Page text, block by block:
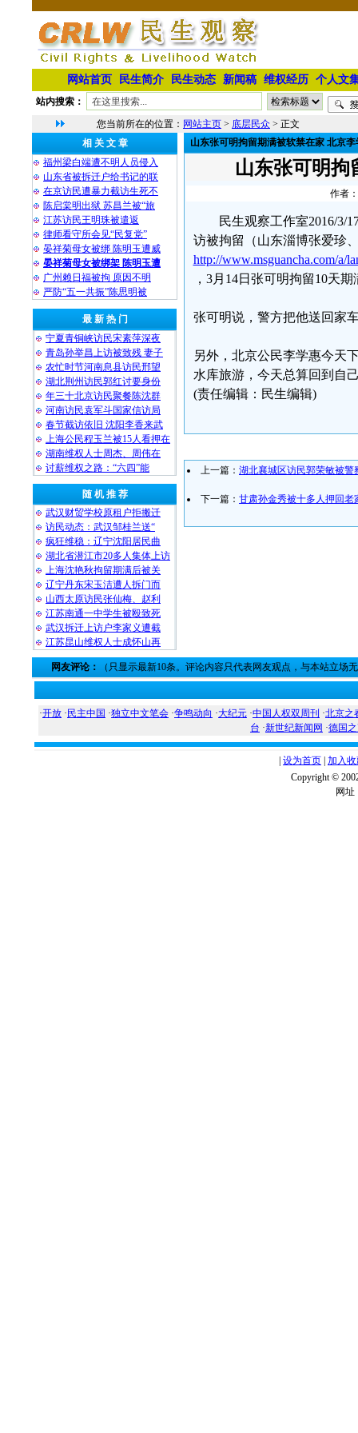
网站首页 民生简介 民生动态 新闻稿 维权经历 个人文
站内搜索：
您当前所在的位置： 网站主页 > 底层民众 > 正文
相 关 文 章
福州梁白端遭不明人员侵入
山东省被拆迁户给书记的联
在京访民遭暴力截访生死不
陈启棠明出狱 苏昌兰被“旅
江苏访民王明珠被遣返
律师看守所会见“民复党”
晏祥菊母女被绑 陈明玉遭威
晏祥菊母女被绑架 陈明玉遭
广州赖日福被拘 原因不明
严防“五一共振”陈思明被
最 新 热 门
宁夏青铜峡访民宋素萍深夜
青岛孙举昌上访被致残 妻子
农忙时节河南息县访民邢望
湖北荆州访民郭红讨要身份
年三十北京访民聚餐陈沈群
河南访民袁军斗国家信访局
春节截访依旧 沈阳李香来武
上海公民程玉兰被15人看押在
湖南维权人士周杰、周伟在
讨薪维权之路：“六四”能
随 机 推 荐
武汉财贸学校原租户拒搬迁
访民动态：武汉邹桂兰送“
疯狂维稳：辽宁沈阳居民曲
湖北省潜江市20多人集体上访
上海沈艳秋拘留期满后被关
辽宁丹东宋玉洁遭人拆门而
山西太原访民张仙梅、赵利
江苏南通一中学生被殴致死
武汉拆迁上访户李家义遭截
江苏昆山维权人士成怀山再
山东张可明拘留期满被软禁在家 北京李
山东张可明拘
作者
民生观察工作室2016/3/
访被拘留（山东淄博张爱珍
http://www.msguancha.com/a/
，3月14日张可明拘留10天
张可明说，警方把他送回家
另外，北京公民李学惠今天
水库旅游，今天总算回到自
(责任编辑：民生编辑)
上一篇： 湖北襄城区访民郭荣敏被警
下一篇： 甘肃孙金秀被十多人押回
网友评论： （只显示最新10条。评论内容只代表网友观点，与本站立场
·开放 · 民主中国 ·独立中文笔会 ·争鸣动向 ·大纪元 ·中国人权双周刊 ·北京之
台 ·新世纪新闻网 ·德国
设为首页 加入
Copyright ©
网址